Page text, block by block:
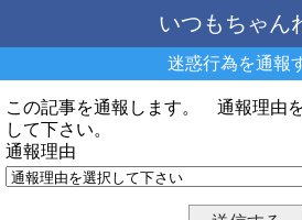
いつもちゃん
迷惑行為を通報
この記事を通報します。 通報理由
して下さい。
通報理由